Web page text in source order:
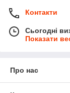
Контакти
Сьогодні
Показати
Про нас